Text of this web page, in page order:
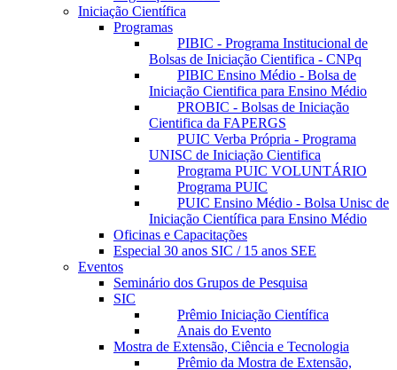
Iniciação Científica
Programas
PIBIC - Programa Institucional de
Bolsas de Iniciação Cientifica - CNPq
PIBIC Ensino Médio - Bolsa de
Iniciação Cientifica para Ensino Médio
PROBIC - Bolsas de Iniciação
Cientifica da FAPERGS
PUIC Verba Própria - Programa
UNISC de Iniciação Cientifica
Programa PUIC VOLUNTÁRIO
Programa PUIC
PUIC Ensino Médio - Bolsa Unisc de
Iniciação Científica para Ensino Médio
Oficinas e Capacitações
Especial 30 anos SIC / 15 anos SEE
Eventos
Seminário dos Grupos de Pesquisa
SIC
Prêmio Iniciação Científica
Anais do Evento
Mostra de Extensão, Ciência e Tecnologia
Prêmio da Mostra de Extensão,